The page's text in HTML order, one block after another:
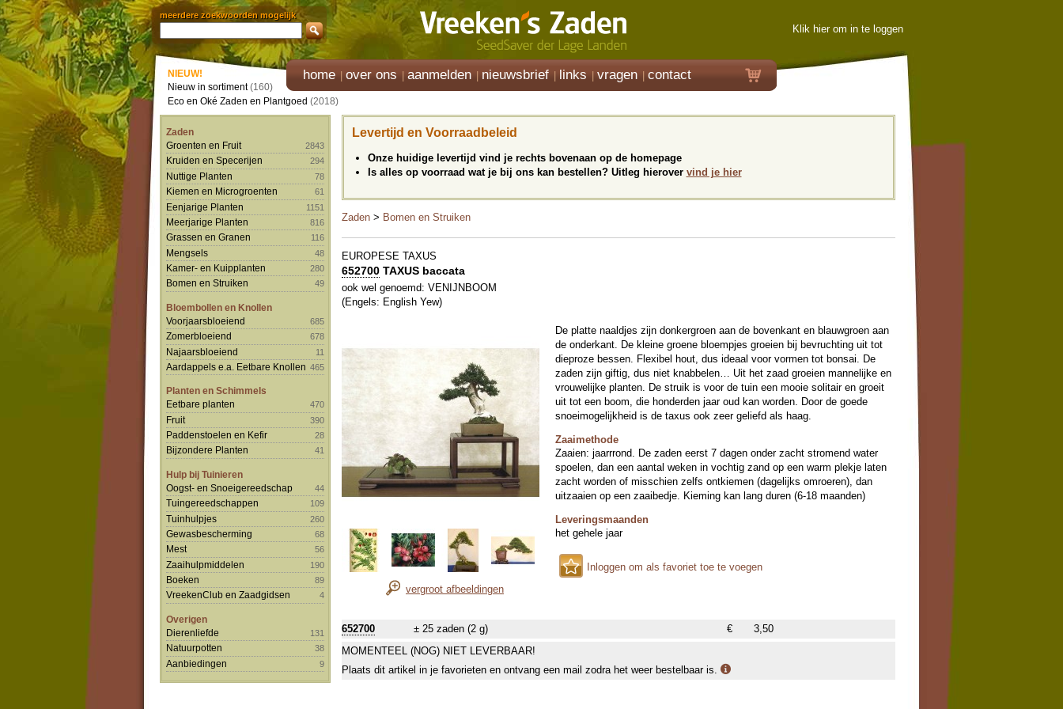
meerdere zoekwoorden mogelijk
Klik hier om in te loggen
home over ons aanmelden nieuwsbrief links vragen contact
NIEUW!
Nieuw in sortiment(160)
Eco en Oké Zaden en Plantgoed (2018)
Zaden
Groenten en Fruit
2843
Kruiden en Specerijen 294
Nuttige Planten 78
Kiemen en Microgroenten 61
Eenjarige Planten 1151
Meerjarige Planten 816
Grassen en Granen 116
Mengsels 48
Kamer- en Kuipplanten 280
Bomen en Struiken 49
Bloembollen en Knollen
Voorjaarsbloeiend
685
Zomerbloeiend 678
Najaarsbloeiend 11
Aardappels e.a. Eetbare Knollen 465
Planten en Schimmels
Eetbare planten
470
Fruit 390
Paddenstoelen en Kefir 28
Bijzondere Planten 41
Hulp bij Tuinieren
Oogst- en Snoeigereedschap
44
Tuingereedschappen 109
Tuinhulpjes 260
Gewasbescherming 68
Mest 56
Zaaihulpmiddelen 190
Boeken 89
VreekenClub en Zaadgidsen 4
Overigen
Dierenliefde
131
Natuurpotten 38
Aanbiedingen 9
Levertijd en Voorraadbeleid
Onze huidige levertijd vind je rechts bovenaan op de homepage
Is alles op voorraad wat je bij ons kan bestellen? Uitleg hierover vind je hier
Zaden > Bomen en Struiken
EUROPESE TAXUS
652700 TAXUS baccata
ook wel genoemd: VENIJNBOOM
(Engels: English Yew)
vergroot afbeeldingen
De platte naaldjes zijn donkergroen aan de bovenkant en blauwgroen aan
de onderkant. De kleine groene bloempjes groeien bij bevruchting uit tot
dieproze bessen. Flexibel hout, dus ideaal voor vormen tot bonsai. De
zaden zijn giftig, dus niet knabbelen… Uit het zaad groeien mannelijke en
vrouwelijke planten. De struik is voor de tuin een mooie solitair en groeit
uit tot een boom, die honderden jaar oud kan worden. Door de goede
snoeimogelijkheid is de taxus ook zeer geliefd als haag.
Zaaimethode
Zaaien: jaarrrond. De zaden eerst 7 dagen onder zacht stromend water
spoelen, dan een aantal weken in vochtig zand op een warm plekje laten
zacht worden of misschien zelfs ontkiemen (dagelijks omroeren), dan
uitzaaien op een zaaibedje. Kieming kan lang duren (6-18 maanden)
Leveringsmaanden
het gehele jaar
Inloggen om als favoriet toe te voegen
652700 ± 25 zaden (2 g) €
3,50
MOMENTEEL (NOG) NIET LEVERBAAR!
Plaats dit artikel in je favorieten en ontvang een mail zodra het weer bestelbaar is.